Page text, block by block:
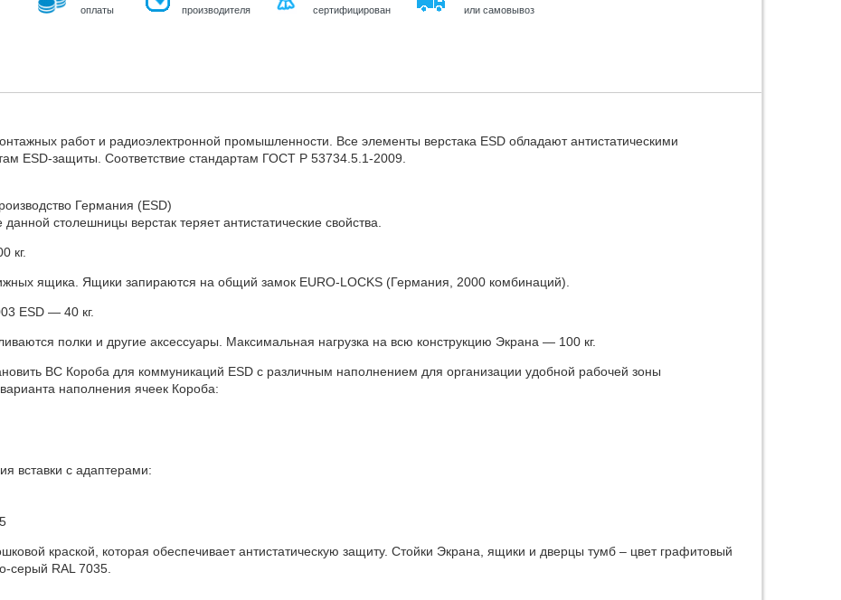
оплаты
производителя
сертифицирован
или самовывоз
работ и радиоэлектронной промышленности. Все элементы верстака ESD обладают антистатическими
ESD-защиты. Соответствие стандартам ГОСТ Р 53734.5.1-2009.
Германия (ESD)
столешницы верстак теряет антистатические свойства.
кг.
ящика. Ящики запираются на общий замок EURO-LOCKS (Германия, 2000 комбинаций).
ESD — 40 кг.
полки и другие аксессуары. Максимальная нагрузка на всю конструкцию Экрана — 100 кг.
ВС Короба для коммуникаций ESD с различным наполнением для организации удобной рабочей зоны
наполнения ячеек Короба:
вставки с адаптерами:
краской, которая обеспечивает антистатическую защиту. Стойки Экрана, ящики и дверцы тумб – цвет графитовый
серый RAL 7035.